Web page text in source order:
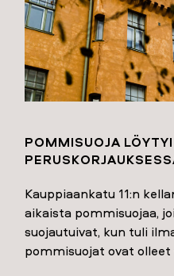
POMMISUOJA
Kauppiaankatu 11:n
aikaista pommisuojaa,
suojautuivat, kun tuli
pommisuojat ovat olleet